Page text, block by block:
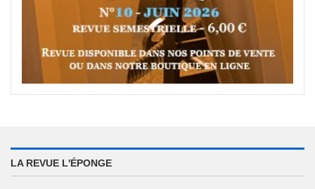
LA REVUE L'ÉPONGE